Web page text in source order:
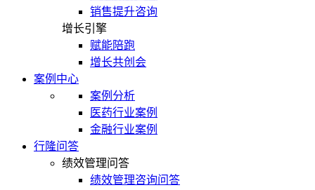
销售提升咨询
增长引擎
赋能陪跑
增长共创会
案例中心
案例分析
医药行业案例
金融行业案例
行隆问答
绩效管理问答
绩效管理咨询问答